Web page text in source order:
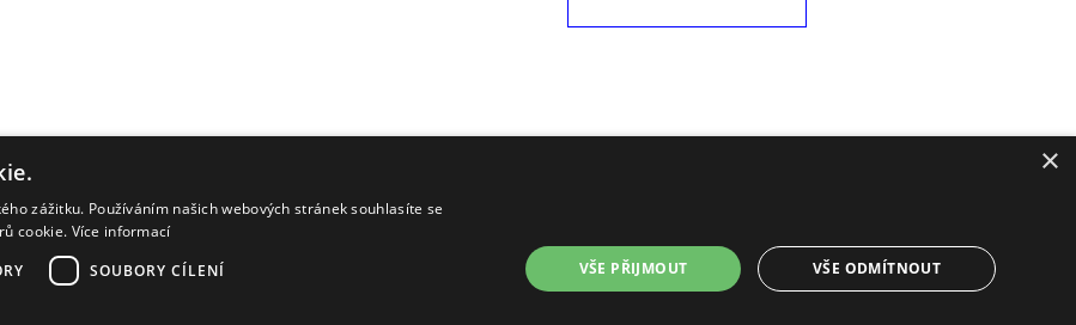
×
zážitku. Používáním našich webových stránek souhlasíte se
cookie. Více informací
SOUBORY CÍLENÍ VŠE PŘIJMOUT VŠE ODMÍTNOUT